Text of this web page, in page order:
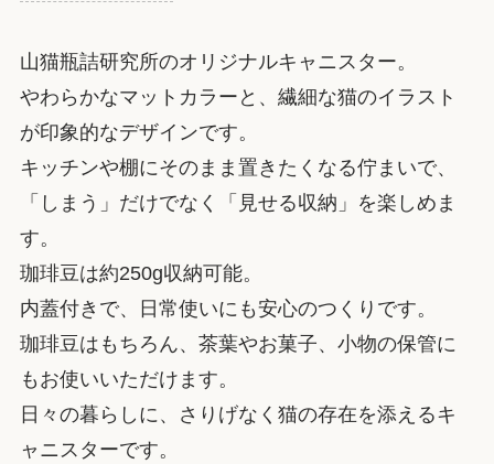
山猫瓶詰研究所のオリジナルキャニスター。
やわらかなマットカラーと、繊細な猫のイラスト
が印象的なデザインです。
キッチンや棚にそのまま置きたくなる佇まいで、
「しまう」だけでなく「見せる収納」を楽しめま
す。
珈琲豆は約250g収納可能。
内蓋付きで、日常使いにも安心のつくりです。
珈琲豆はもちろん、茶葉やお菓子、小物の保管に
もお使いいただけます。
日々の暮らしに、さりげなく猫の存在を添えるキ
ャニスターです。